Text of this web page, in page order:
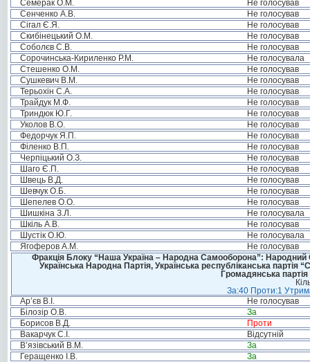
Семерак О.М.
Не голосував
Сенченко А.В.
Не голосував
Сігал Є.Я.
Не голосував
Скибінецький О.М.
Не голосував
Соболєв С.В.
Не голосував
Сорочинська-Кириленко Р.М.
Не голосувала
Стешенко О.М.
Не голосував
Сушкевич В.М.
Не голосував
Терьохін С.А.
Не голосував
Трайдук М.Ф.
Не голосував
Триндюк Ю.Г.
Не голосував
Уколов В.О.
Не голосував
Федорчук Я.П.
Не голосував
Філенко В.П.
Не голосував
Черпіцький О.З.
Не голосував
Шаго Є.П.
Не голосував
Швець В.Д.
Не голосував
Шевчук О.Б.
Не голосував
Шепелев О.О.
Не голосував
Шишкіна З.Л.
Не голосувала
Шкіль А.В.
Не голосував
Шустік О.Ю.
Не голосувала
Ягоферов А.М.
Не голосував
Фракція Блоку “Наша Україна – Народна Самооборона”: Народний
Українська Народна Партія, Українська республіканська
Громадянська
За:40 Проти:1
Ар’єв В.І.
Не голосував
Білозір О.В.
За
Борисов В.Д.
Проти
Вакарчук С.І.
Відсутній
В’язівський В.М.
За
Геращенко І.В.
За